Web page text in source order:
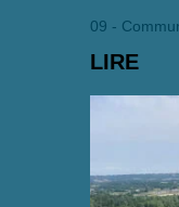
09 -
LIRE